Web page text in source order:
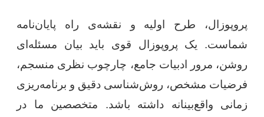
پروپوزال، طرح اولیه و نقشه‌ی راه پایان‌نامه
شماست. یک پروپوزال قوی باید بیان مسئله‌ای
روشن، مرور ادبیات جامع، چارچوب نظری منسجم،
فرضیات مشخص، روش‌شناسی دقیق و برنامه‌ریزی
زمانی واقع‌بینانه داشته باشد. متخصصین ما در